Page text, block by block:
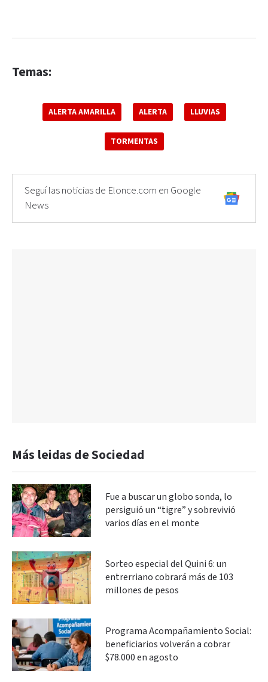
Temas:
ALERTA AMARILLA ALERTA LLUVIAS
TORMENTAS
Seguí las noticias de Elonce.com en Google
News
Más leidas de Sociedad
Fue a buscar un globo sonda, lo
persiguió un “tigre” y sobrevivió
varios días en el monte
Sorteo especial del Quini 6: un
entrerriano cobrará más de 103
millones de pesos
Programa Acompañamiento Social:
beneficiarios volverán a cobrar
$78.000 en agosto